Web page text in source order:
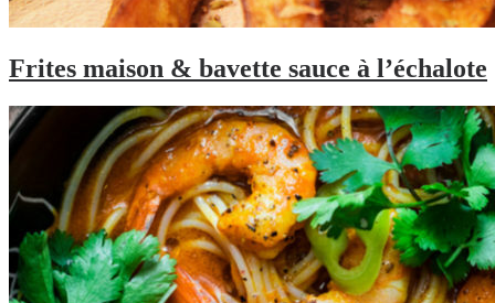
Frites maison & bavette sauce à l’échalote